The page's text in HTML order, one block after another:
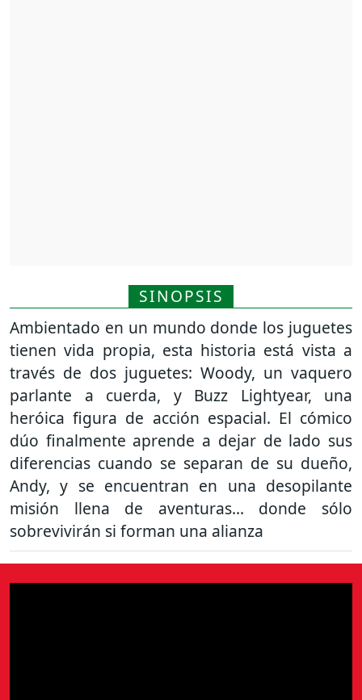
SINOPSIS
Ambientado en un mundo donde los juguetes
tienen vida propia, esta historia está vista a
través de dos juguetes: Woody, un vaquero
parlante a cuerda, y Buzz Lightyear, una
heróica figura de acción espacial. El cómico
dúo finalmente aprende a dejar de lado sus
diferencias cuando se separan de su dueño,
Andy, y se encuentran en una desopilante
misión llena de aventuras... donde sólo
sobrevivirán si forman una alianza